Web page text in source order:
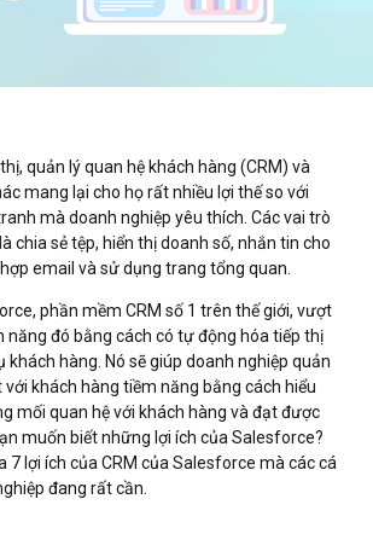
quản lý quan hệ khách hàng (CRM) và
mang lại cho họ rất nhiều lợi thế so với
mà doanh nghiệp yêu thích. Các vai trò
chia sẻ tệp, hiển thị doanh số, nhắn tin cho
email và sử dụng trang tổng quan.
phần mềm CRM số 1 trên thế giới, vượt
năng đó bằng cách có tự động hóa tiếp thị
khách hàng. Nó sẽ giúp doanh nghiệp quản
với khách hàng tiềm năng bằng cách hiểu
mối quan hệ với khách hàng và đạt được
muốn biết những lợi ích của Salesforce?
7 lợi ích của CRM của Salesforce mà các cá
đang rất cần.